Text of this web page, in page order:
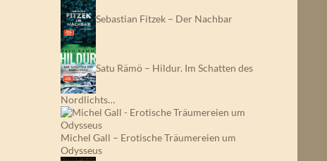
Sebastian Fitzek – Der Nachbar
Satu Rämö – Hildur. Im Schatten des
Nordlichts…
Michel Gall – Erotische Träumereien um
Odysseus